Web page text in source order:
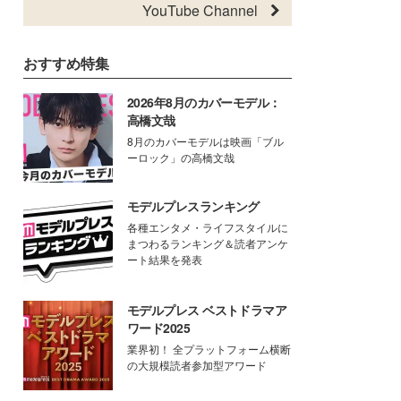
YouTube Channel
おすすめ特集
2026年8月のカバーモデル：
高橋文哉
8月のカバーモデルは映画「ブル
ーロック」の高橋文哉
モデルプレスランキング
各種エンタメ・ライフスタイルに
まつわるランキング＆読者アンケ
ート結果を発表
モデルプレス ベストドラマア
ワード2025
業界初！ 全プラットフォーム横断
の大規模読者参加型アワード